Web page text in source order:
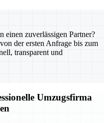
einen zuverlässigen Partner?
der ersten Anfrage bis zum
transparent und
Umzugsfirma